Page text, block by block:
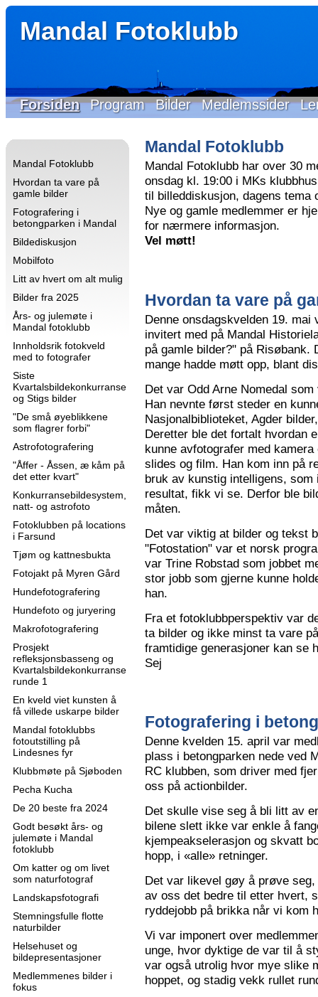
Mandal Fotoklubb
Forsiden Program Bilder Medlemssider
Mandal Fotoklubb
Hvordan ta vare på
gamle bilder
Fotografering i
betongparken i Mandal
Bildediskusjon
Mobilfoto
Litt av hvert om alt mulig
Bilder fra 2025
Års- og julemøte i
Mandal fotoklubb
Innholdsrik fotokveld
med to fotografer
Siste
Kvartalsbildekonkurranse
og Stigs bilder
"De små øyeblikkene
som flagrer forbi"
Astrofotografering
"Åffer - Åssen, æ kåm på
det etter kvart"
Konkurransebildesystem,
natt- og astrofoto
Fotoklubben på locations
i Farsund
Tjøm og kattnesbukta
Fotojakt på Myren Gård
Hundefotografering
Hundefoto og juryering
Makrofotografering
Prosjekt
refleksjonsbasseng og
Kvartalsbildekonkurranse
runde 1
En kveld viet kunsten å
få villede uskarpe bilder
Mandal fotoklubbs
fotoutstilling på
Lindesnes fyr
Klubbmøte på Sjøboden
Pecha Kucha
De 20 beste fra 2024
Godt besøkt års- og
julemøte i Mandal
fotoklubb
Om katter og om livet
som naturfotograf
Landskapsfotografi
Stemningsfulle flotte
naturbilder
Helsehuset og
bildepresentasjoner
Medlemmenes bilder i
fokus
Mandal Fotoklubb
Mandal Fotoklubb har over 30
onsdag kl. 19:00 i MKs
til billeddiskusjon, dagens
Nye og gamle medlemmer er
for nærmere informasjon.
Vel møtt!
Hvordan ta vare på
Denne onsdagskvelden 19.
invitert med på Mandal
på gamle bilder?" på
mange hadde møtt opp, blant
Det var Odd Arne Nomedal
Han nevnte først steder en
Nasjonalbiblioteket, Agder
Deretter ble det fortalt hvordan
kunne avfotografer med
slides og film. Han kom inn på
bruk av kunstig intelligens,
resultat, fikk vi se. Derfor ble
måten.
Det var viktig at bilder og tekst
"Fotostation" var et norsk
var Trine Robstad som jobbet
stor jobb som gjerne kunne
han.
Fra et fotoklubbperspektiv var
ta bilder og ikke minst ta vare
framtidige generasjoner kan se
Sej
Fotografering i
Denne kvelden 15. april var
plass i betongparken nede ved
RC klubben, som driver med
oss på actionbilder.
Det skulle vise seg å bli litt av
bilene slett ikke var enkle å
kjempeakselerasjon og skvatt
hopp, i «alle» retninger.
Det var likevel gøy å prøve
av oss det bedre til etter hvert,
ryddejobb på brikka når vi kom
Vi var imponert over
unge, hvor dyktige de var til å
var også utrolig hvor mye slike
hoppet, og stadig vekk rullet